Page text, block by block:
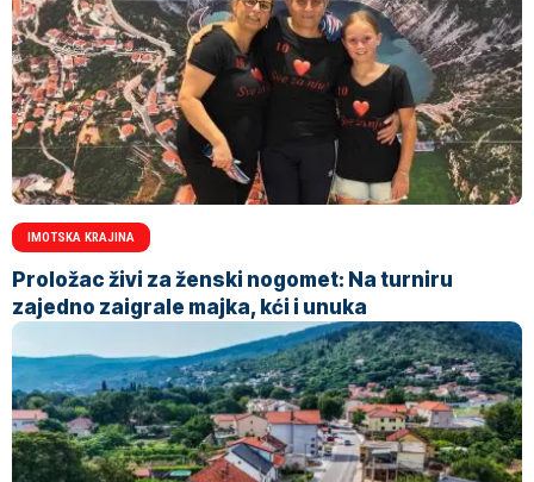
IMOTSKA KRAJINA
Proložac živi za ženski nogomet: Na turniru
zajedno zaigrale majka, kći i unuka